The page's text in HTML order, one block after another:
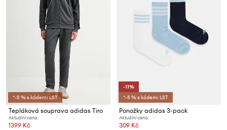
*-5 % s kódem: LST
Tepláková souprava adidas Tiro
Aktuální cena:
1399 Kč
-11%
*-5 % s kódem: LST
Ponožky adidas 3-pack
Aktuální cena:
309 Kč